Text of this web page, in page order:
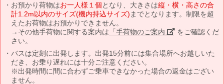
お預かり荷物はお一人様１個となり、大きさは縦・横・高さの合
計1.2m以内のサイズ(機内持込サイズ) までとなります。制限を超
えたお荷物はお預かりできません。
→その他手荷物に関する案内は 「手荷物のご案内」 をご確認くだ
さい。
バスは定刻に出発します。出発15分前には集合場所へお越しいた
だき、お乗り遅れには十分ご注意ください。
※出発時間に間に合わずご乗車できなかった場合の返金はござい
ません。